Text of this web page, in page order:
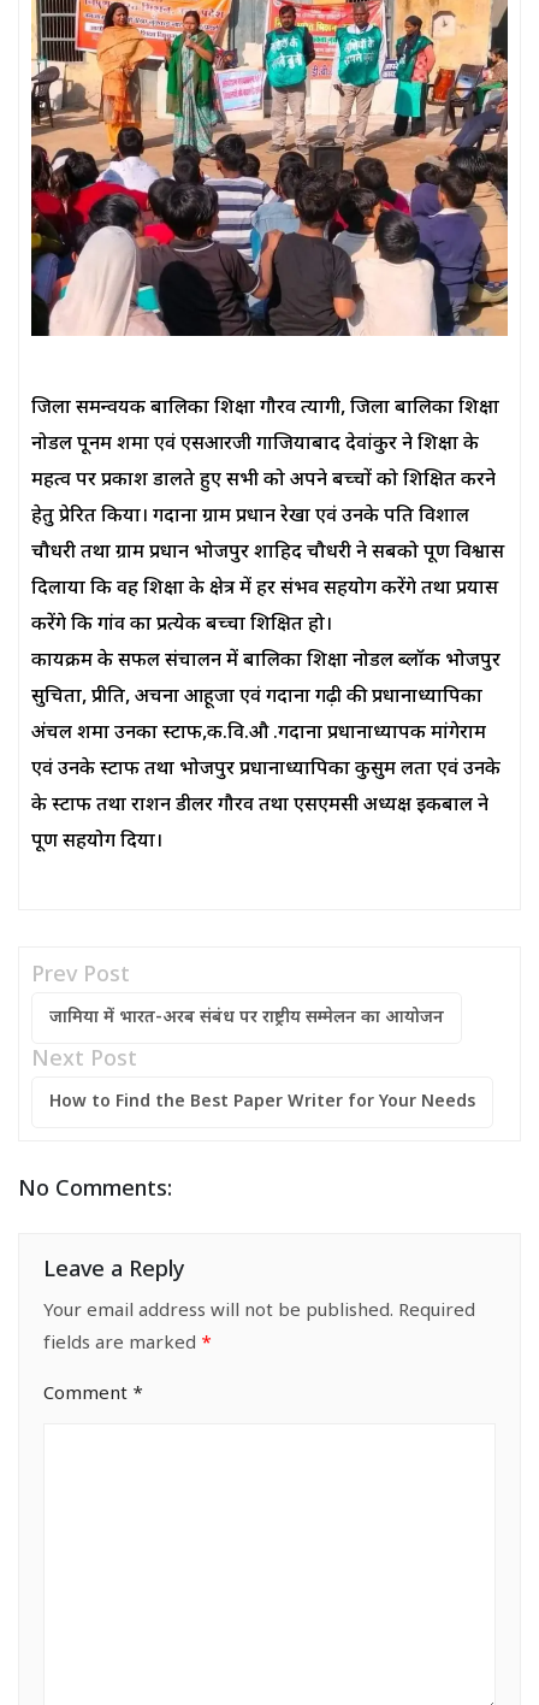
जिला समन्वयक बालिका शिक्षा गौरव त्यागी, जिला बालिका शिक्षा
नोडल पूनम शर्मा एवं एसआरजी गाजियाबाद देवांकुर ने शिक्षा के
महत्व पर प्रकाश डालते हुए सभी को अपने बच्चों को शिक्षित करने
हेतु प्रेरित किया। गदाना ग्राम प्रधान रेखा एवं उनके पति विशाल
चौधरी तथा ग्राम प्रधान भोजपुर शाहिद चौधरी ने सबको पूर्ण विश्वास
दिलाया कि वह शिक्षा के क्षेत्र में हर संभव सहयोग करेंगे तथा प्रयास
करेंगे कि गांव का प्रत्येक बच्चा शिक्षित हो।
कार्यक्रम के सफल संचालन में बालिका शिक्षा नोडल ब्लॉक भोजपुर
सुचिता, प्रीति, अर्चना आहूजा एवं गदाना गढ़ी की प्रधानाध्यापिका
अंचल शर्मा उनका स्टाफ,क.वि.औ .गदाना प्रधानाध्यापक मांगेराम
एवं उनके स्टाफ तथा भोजपुर प्रधानाध्यापिका कुसुम लता एवं उनके
के स्टाफ तथा राशन डीलर गौरव तथा एसएमसी अध्यक्ष इकबाल ने
पूर्ण सहयोग दिया।
Prev Post
जामिया में भारत-अरब संबंध पर राष्ट्रीय सम्मेलन का आयोजन
Next Post
How to Find the Best Paper Writer for Your Needs
No Comments:
Leave a Reply
Your email address will not be published. Required
fields are marked *
Comment *